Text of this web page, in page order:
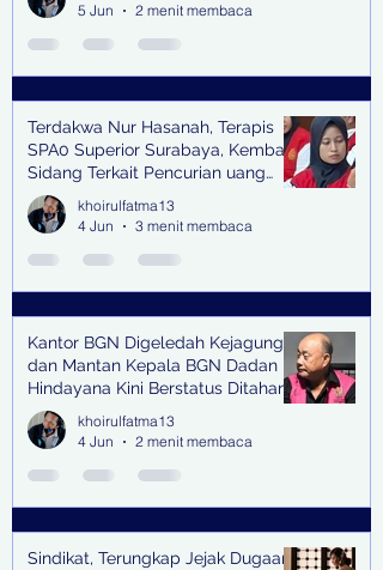
5 Jun
2 menit membaca
Terdakwa Nur Hasanah, Terapis
SPA0 Superior Surabaya, Kembali
Sidang Terkait Pencurian uang
senilai Rp1,285 M di PN Surabaya
khoirulfatma13
4 Jun
3 menit membaca
Kantor BGN Digeledah Kejagung
dan Mantan Kepala BGN Dadan
Hindayana Kini Berstatus Ditahan
khoirulfatma13
4 Jun
2 menit membaca
Sindikat, Terungkap Jejak Dugaan